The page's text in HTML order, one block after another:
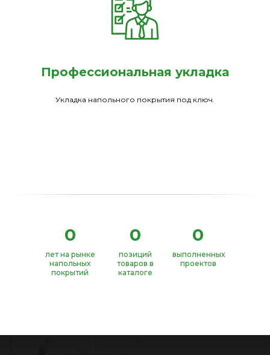
Профессиональная укладка
Укладка напольного покрытия под ключ.
0 0 0
лет на рынке
напольных
покрытий
позиций
товаров в
каталоге
выполненных
проектов